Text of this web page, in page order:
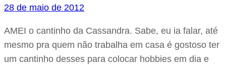
28 de maio de 2012
AMEI o cantinho da Cassandra. Sabe, eu ia falar, até
mesmo pra quem não trabalha em casa é gostoso ter
um cantinho desses para colocar hobbies em dia e